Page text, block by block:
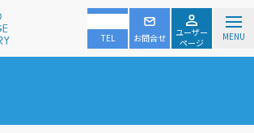
TEL お問合せ
ユーザー
ページ
MENU